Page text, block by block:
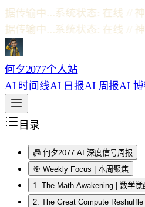
中...系统状态: 在线 // 神经链
中...系统状态: 在线 // 神经链
何夕2077个人站
AI 时间线AI 日报AI 周报AI
目录
📠 何夕2077 AI 深度信号周报
🎯 Weekly Focus | 本周聚焦
1. The Math Awakening | 数学
2. The Great Compute